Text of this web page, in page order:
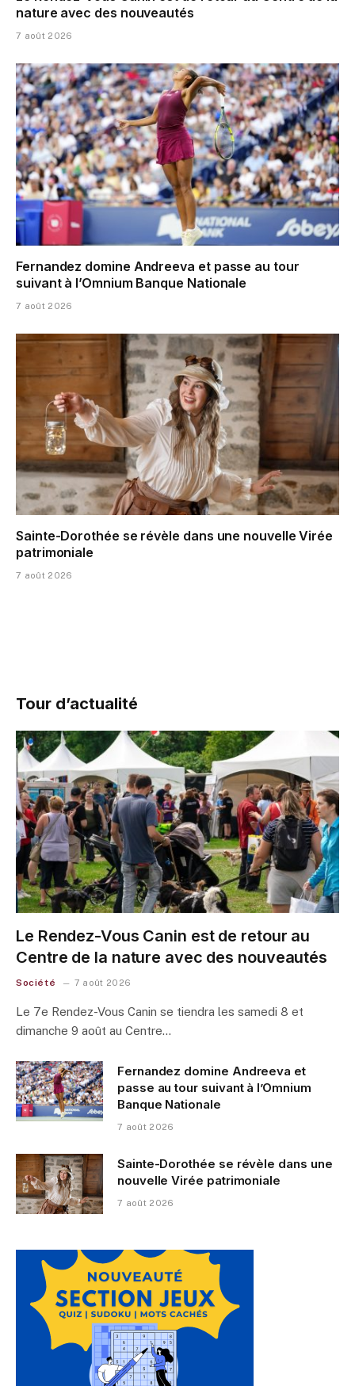
nature avec des nouveautés
7 août 2026
Fernandez domine Andreeva et passe au tour
suivant à l’Omnium Banque Nationale
7 août 2026
Sainte-Dorothée se révèle dans une nouvelle Virée
patrimoniale
7 août 2026
Tour d’actualité
Le Rendez-Vous Canin est de retour au
Centre de la nature avec des nouveautés
Société 7 août 2026
Le 7e Rendez-Vous Canin se tiendra les samedi 8 et
dimanche 9 août au Centre…
Fernandez domine Andreeva et
passe au tour suivant à l’Omnium
Banque Nationale
7 août 2026
Sainte-Dorothée se révèle dans une
nouvelle Virée patrimoniale
7 août 2026